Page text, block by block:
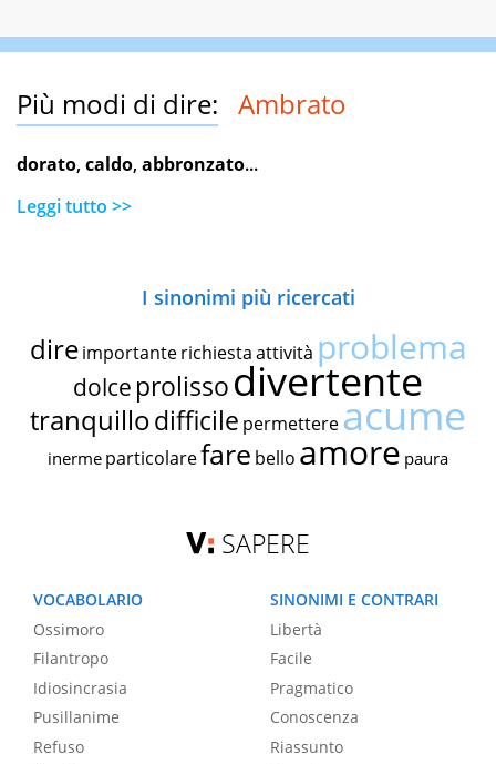
Più modi di dire: Ambrato
dorato,caldo,abbronzato...
Leggi tutto >>
I sinonimi più ricercati
dire importante richiestaattività problema
dolce prolissodivertente
tranquillodifficile permettereacume
inerme particolarefare bello amore paura
SAPERE
VOCABOLARIO
Ossimoro
Filantropo
Idiosincrasia
Pusillanime
Refuso
SINONIMI E CONTRARI
Libertà
Facile
Pragmatico
Conoscenza
Riassunto